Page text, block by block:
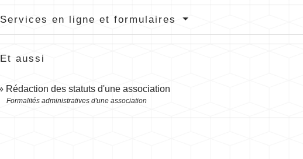
Services en ligne et formulaires
Et aussi
Rédaction des statuts d'une association
Formalités administratives d'une association